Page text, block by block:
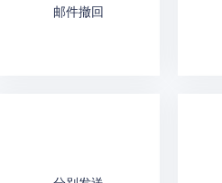
邮件撤回